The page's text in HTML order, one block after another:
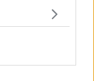
adulti della